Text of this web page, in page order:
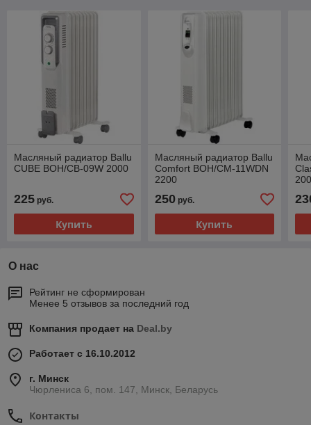
Масляный радиатор Ballu
CUBE BOH/CB-09W 2000
225 руб.
Купить
Масляный радиатор Ballu
Comfort BOH/CM-11WDN
2200
250руб.
Купить
О нас
Рейтинг не сформирован
Менее 5 отзывов за последний год
Компания продает на Deal.by
Работает с 16.10.2012
г. Минск
Чюрлениса 6, пом. 147, Минск, Беларусь
Контакты